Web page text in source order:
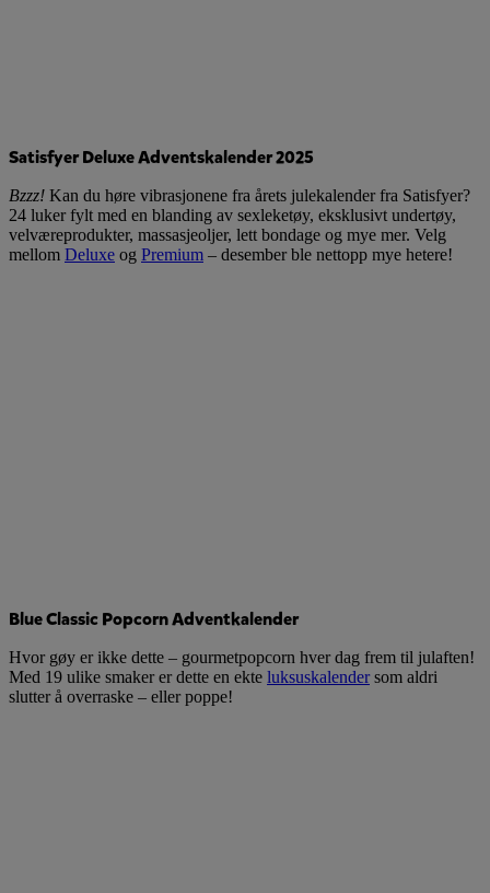
Satisfyer Deluxe Adventskalender 2025
Bzzz! Kan du høre vibrasjonene fra årets julekalender fra Satisfyer?
24 luker fylt med en blanding av sexleketøy, eksklusivt undertøy,
velværeprodukter, massasjeoljer, lett bondage og mye mer. Velg
mellom Deluxe og Premium – desember ble nettopp mye hetere!
Blue Classic Popcorn Adventkalender
Hvor gøy er ikke dette – gourmetpopcorn hver dag frem til julaften!
Med 19 ulike smaker er dette en ekte luksuskalendersom aldri
slutter å overraske – eller poppe!